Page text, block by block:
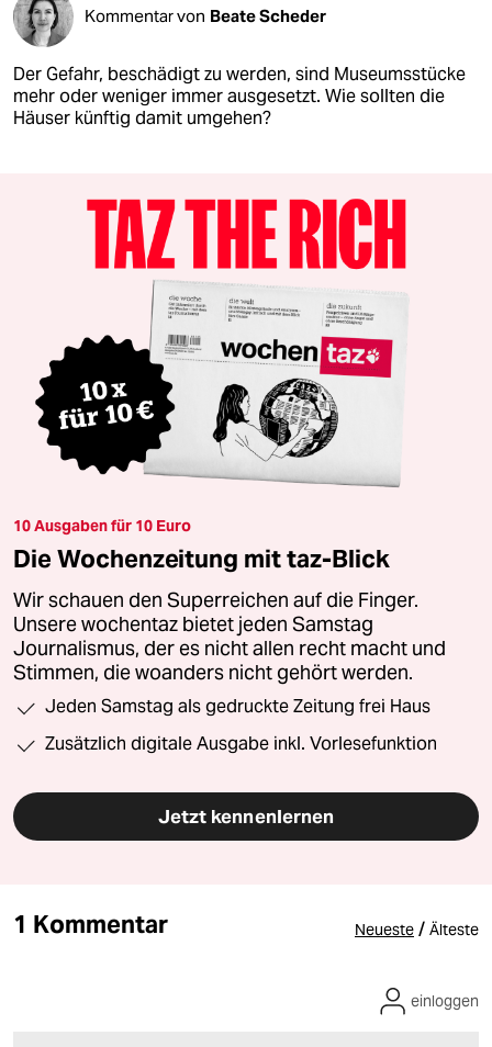
Kommentar von Beate Scheder
Der Gefahr, beschädigt zu werden, sind Museumsstücke
mehr oder weniger immer ausgesetzt. Wie sollten die
Häuser künftig damit umgehen?
10 Ausgaben für 10 Euro
Die Wochenzeitung mit taz-Blick
Wir schauen den Superreichen auf die Finger.
Unsere wochentaz bietet jeden Samstag
Journalismus, der es nicht allen recht macht und
Stimmen, die woanders nicht gehört werden.
Jeden Samstag als gedruckte Zeitung frei Haus
Zusätzlich digitale Ausgabe inkl. Vorlesefunktion
Jetzt kennenlernen
1 Kommentar Neueste / Älteste
einloggen